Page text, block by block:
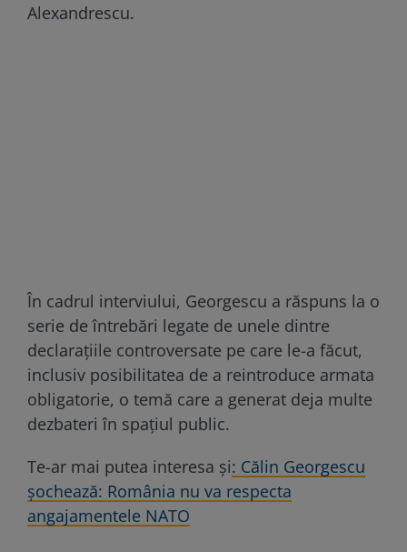
Alexandrescu.
În cadrul interviului, Georgescu a răspuns la o
serie de întrebări legate de unele dintre
declarațiile controversate pe care le-a făcut,
inclusiv posibilitatea de a reintroduce armata
obligatorie, o temă care a generat deja multe
dezbateri în spațiul public.
Te-ar mai putea interesa și: Călin Georgescu
șochează: România nu va respecta
angajamentele NATO